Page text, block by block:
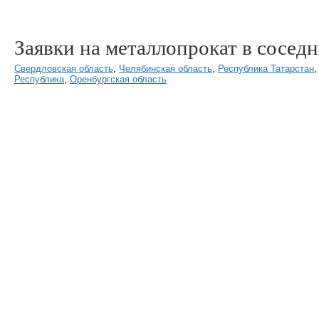
Заявки на металлопрокат в
Свердловская область, Челябинская область, Республика Татарстан,
Республика, Оренбургская область